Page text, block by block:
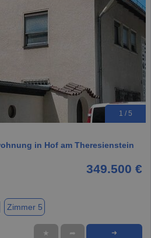
1 / 5
in Hof am Theresienstein
349.500 €
Zimmer 5
★ ➦ ➜